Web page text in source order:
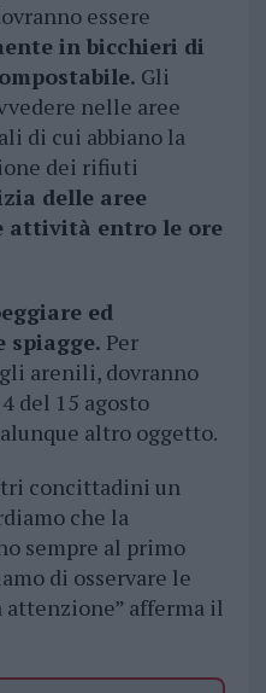
essere
in bicchieri di
Gli
nelle aree
di cui abbiano la
dei rifiuti
delle aree
attività entro le ore
ed
spiagge. Per
arenili, dovranno
del 15 agosto
altro oggetto.
concittadini un
che la
sempre al primo
di osservare le
attenzione” afferma il